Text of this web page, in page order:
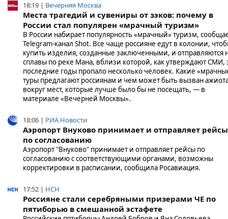
18:19 | Вечерняя Москва
Места трагедий и сувениры от зэков: почему в
России стал популярен «мрачный туризм»
В России набирает популярность «мрачный» туризм,
Telegram-канал Shot. Все чаще россияне едут в колонии,
купить изделия, созданные заключенными, и отправляются
сплавы по реке Мана, вблизи которой, как утверждают СМИ,
последние годы пропало несколько человек. Какие
туры предлагают россиянам и чем может быть вызван
вокруг мест, которые лучше было бы не посещать, — в
материале «Вечерней Москвы».
18:06 | РИА Новости
Аэропорт Внуково принимает и отправляет рейсы
по согласованию
Аэропорт "Внуково" принимает и отправляет рейсы по
согласованию с соответствующими органами, возможны
корректировки в расписании, сообщила Росавиация.
17:52 | НСН
Россияне стали серебряными призерами ЧЕ по
пятиборью в смешанной эстафете